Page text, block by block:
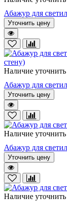
Абажур для
Уточнить цену
Наличие
Абажур для
Уточнить цену
Наличие
Абажур для
Уточнить цену
Наличие